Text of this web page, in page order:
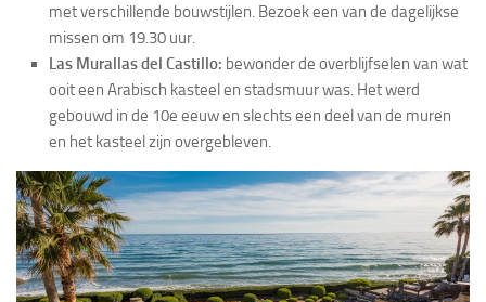
met verschillende bouwstijlen. Bezoek een van de dagelijkse
missen om 19.30 uur.
Las Murallas del Castillo: bewonder de overblijfselen van wat
ooit een Arabisch kasteel en stadsmuur was. Het werd
gebouwd in de 10e eeuw en slechts een deel van de muren
en het kasteel zijn overgebleven.